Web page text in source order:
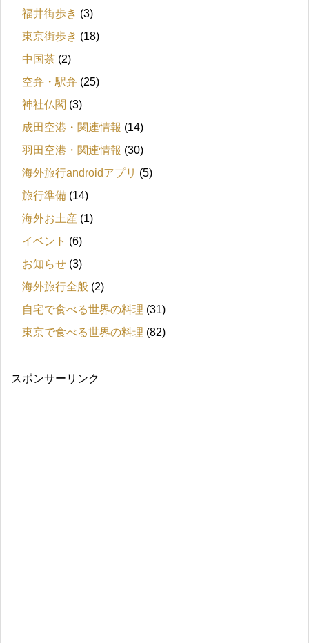
福井街歩き (3)
東京街歩き (18)
中国茶 (2)
空弁・駅弁 (25)
神社仏閣 (3)
成田空港・関連情報 (14)
羽田空港・関連情報 (30)
海外旅行androidアプリ (5)
旅行準備 (14)
海外お土産 (1)
イベント (6)
お知らせ (3)
海外旅行全般 (2)
自宅で食べる世界の料理 (31)
東京で食べる世界の料理 (82)
スポンサーリンク